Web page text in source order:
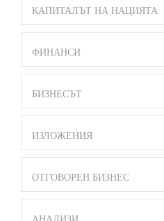
КАПИТАЛЪТ НА НАЦИЯТА
ФИНАНСИ
БИЗНЕСЪТ
ИЗЛОЖЕНИЯ
ОТГОВОРЕН БИЗНЕС